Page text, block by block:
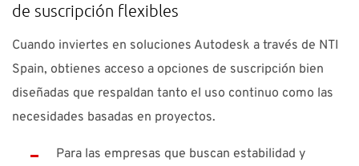
de suscripción flexibles
Cuando inviertes en soluciones Autodesk a través de NTI
Spain, obtienes acceso a opciones de suscripción bien
diseñadas que respaldan tanto el uso continuo como las
necesidades basadas en proyectos.
Para las empresas que buscan estabilidad y